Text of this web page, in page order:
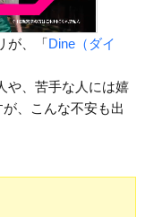
が、「Dine（ダイ
や、苦手な人には嬉
、こんな不安も出